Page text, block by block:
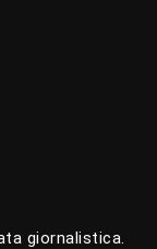
giornalistica.